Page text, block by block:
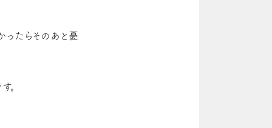
ったらそのあと憂
。